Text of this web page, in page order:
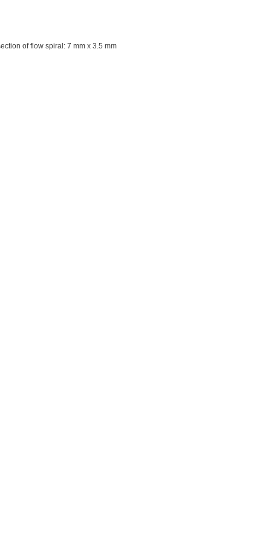
of flow spiral: 7 mm x 3.5 mm